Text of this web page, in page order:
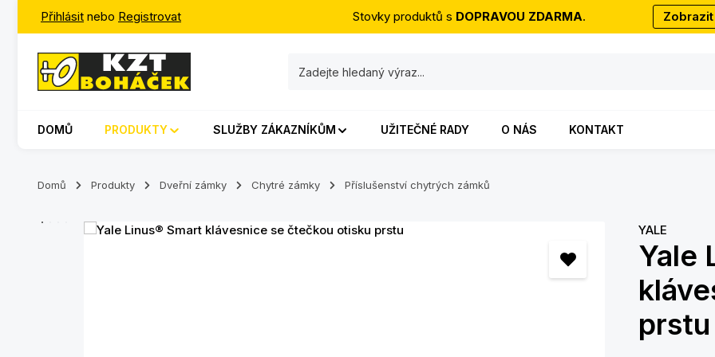
na hlavní obsah
Přeskočit na vyhledávání
Přeskočit na hlavní navigaci
Přihlásit nebo Registrovat Stovky produktů s DOPRAVOU ZDARMA.
DOMŮ PRODUKTY SLUŽBY ZÁKAZNÍKŮM UŽITEČNÉ RADY O NÁS KONTAKT
Domů Produkty Dveřní zámky Chytré zámky Příslušenství chytrých zámků
Přeskočit galerii obrázků YALE
Yale
prstu